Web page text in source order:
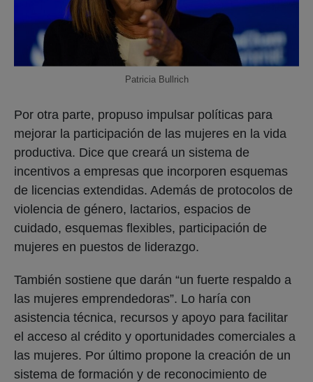
Patricia Bullrich
Por otra parte, propuso impulsar políticas para
mejorar la participación de las mujeres en la vida
productiva. Dice que creará un sistema de
incentivos a empresas que incorporen esquemas
de licencias extendidas. Además de protocolos de
violencia de género, lactarios, espacios de
cuidado, esquemas flexibles, participación de
mujeres en puestos de liderazgo.
También sostiene que darán “un fuerte respaldo a
las mujeres emprendedoras”. Lo haría con
asistencia técnica, recursos y apoyo para facilitar
el acceso al crédito y oportunidades comerciales a
las mujeres. Por último propone la creación de un
sistema de formación y de reconocimiento de